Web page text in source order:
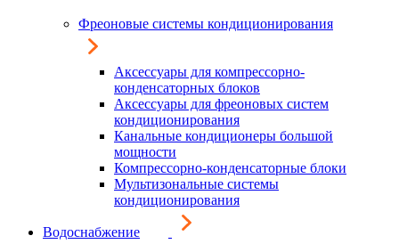
Фреоновые системы кондиционирования
Аксессуары для компрессорно-
конденсаторных блоков
Аксессуары для фреоновых систем
кондиционирования
Канальные кондиционеры большой
мощности
Компрессорно-конденсаторные блоки
Мультизональные системы
кондиционирования
Водоснабжение